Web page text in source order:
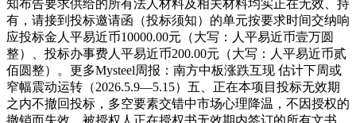
知布告要求供给的所有法人材料及相关材料均实正在无效、持
有，请接到投标邀请函（投标须知）的单元按要求时间交纳响
应投标金人平易近币10000.00元（大写：人平易近币壹万圆
整）、投标办事费人平易近币200.00元（大写：人平易近币贰
佰圆整）。更多Mysteel周报：南方中板涨跌互现 估计下周或
窄幅震动运转（2026.5.9—5.15）五、正在本项目投标无效期
之内不撤回投标，多空要素交错中市场心理降温，不因授权的
撤销而失效。被授权人正在授权书无效期内签订的所有文书，